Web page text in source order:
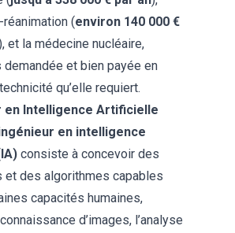
réanimation (environ 140 000 €
et la médecine nucléaire,
et bien payée en
qu’elle requiert​.
en Intelligence Artificielle
en intelligence
consiste à concevoir des
et des algorithmes capables
capacités humaines,
d’images, l’analyse